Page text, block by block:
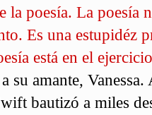
la poesía. La poesía
Es una estupidéz
está en el
su amante,
bautizó a miles